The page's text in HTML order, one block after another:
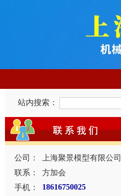
站内搜索：
公司：
上海聚景模型有限公司
联系：
方加会
手机：
18616750025